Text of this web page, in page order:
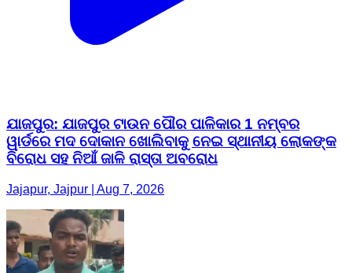
ଯାଜପୁର: ଯାଜପୁର ଟାଉନ ପୌର ପାଳିକାର 1 ନମ୍ବର
ୱାର୍ଡରେ ମଦ ଦୋକାନ ଖୋଲିବାକୁ ନେଇ ସ୍ଥାନୀୟ ଲୋକଙ୍କ
ବିରୋଧ ସହ ନିଆଁ ଜାଳି ରାସ୍ତା ଅବରୋଧ
Jajapur, Jajpur | Aug 7, 2026